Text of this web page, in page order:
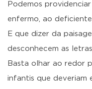
Podemos
enfermo, ao
E que dizer da
desconhecem as
Basta olhar ao redor
infantis que deveriam